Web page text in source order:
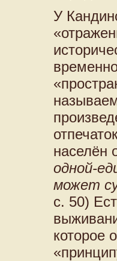
У
населён
одной-
может
с. 50)
которое